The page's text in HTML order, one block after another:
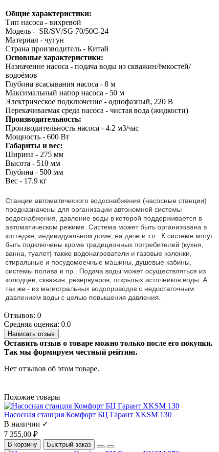
Общие характеристики:
Тип насоса - вихревой
Модель - SR/SV/SG 70/50C-24
Материал - чугун
Страна производитель - Китай
Основные характеристики:
Назначение насоса - подача воды из скважин/ёмкостей/
водоёмов
Глубина всасывания насоса - 8 м
Максимальный напор насоса - 50 м
Электрическое подключение - однофазный, 220 В
Перекачиваемая среда насоса - чистая вода (жидкости)
Производительность:
Производительность насоса - 4.2 м3/час
Мощность - 600 Вт
Габариты и вес:
Ширина - 275 мм
Высота - 510 мм
Глубина - 500 мм
Вес - 17.9 кг
Станции автоматического водоснабжения (насосные станции)
предназначены для организации автономной системы
водоснабжения, давление воды в которой поддерживается в
автоматическом режиме. Система может быть организована в
коттедже, индивидуальном доме, на даче и т.п.. К системе могут
быть подключены кроме традиционных потребителей (кухня,
ванна, туалет) также водонагреватели и газовые колонки,
стиральные и посудомоечные машины, душевые кабины,
системы полива и пр.. Подача воды может осуществляться из
колодцев, скважин, резервуаров, открытых источников воды. А
так же - из магистральных водопроводов с недостаточным
давлением воды с целью повышения давления.
Отзывов: 0
Средняя оценка: 0.0
Написать отзыв
Оставить отзыв о товаре можно только после его покупки.
Так мы формируем честный рейтинг.
Нет отзывов об этом товаре.
Похожие товары
Насосная станция Комфорт БЦ Гарант XKSM 130
В наличии ✓
7 355,00 ₽
В корзину Быстрый заказ